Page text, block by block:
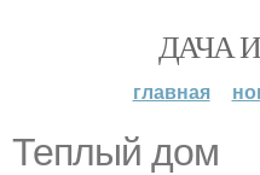
ДАЧА
главная
Теплый дом